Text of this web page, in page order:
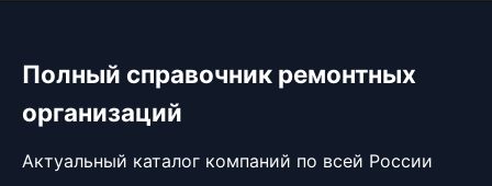
Полный справочник ремонтных
организаций
Актуальный каталог компаний по всей России